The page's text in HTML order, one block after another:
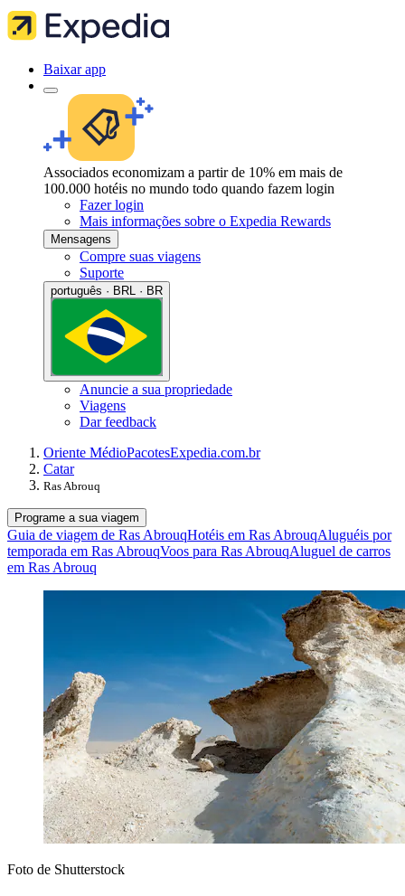
Baixar app
Associados economizam a partir de 10% em mais de
100.000 hotéis no mundo todo quando fazem login
Fazer login
Mais informações sobre o Expedia Rewards
Mensagens
Compre suas viagens
Suporte
português · BRL · BR
Anuncie a sua propriedade
Viagens
Dar feedback
Oriente MédioPacotesExpedia.com.br
Catar
Ras Abrouq
Programe a sua viagem
Guia de viagem de Ras AbrouqHotéis em Ras AbrouqAluguéis por
temporada em Ras AbrouqVoos para Ras AbrouqAluguel de carros
em Ras Abrouq
Foto de Shutterstock